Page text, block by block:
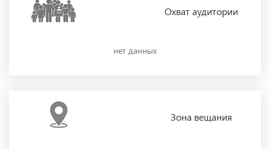
Охватаудитории
нет данных
Зона вещания